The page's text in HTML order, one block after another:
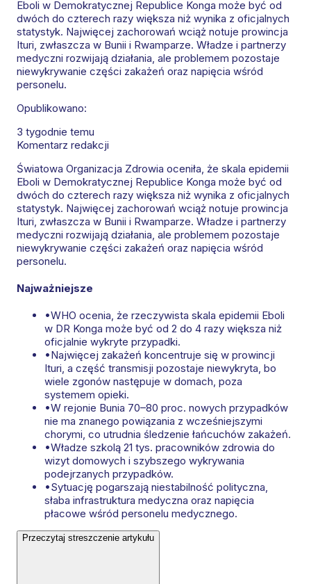
Eboli w Demokratycznej Republice Konga może być od
dwóch do czterech razy większa niż wynika z oficjalnych
statystyk. Najwięcej zachorowań wciąż notuje prowincja
Ituri, zwłaszcza w Bunii i Rwamparze. Władze i partnerzy
medyczni rozwijają działania, ale problemem pozostaje
niewykrywanie części zakażeń oraz napięcia wśród
personelu.
Opublikowano:
3 tygodnie temu
Komentarz redakcji
Światowa Organizacja Zdrowia oceniła, że skala epidemii
Eboli w Demokratycznej Republice Konga może być od
dwóch do czterech razy większa niż wynika z oficjalnych
statystyk. Najwięcej zachorowań wciąż notuje prowincja
Ituri, zwłaszcza w Bunii i Rwamparze. Władze i partnerzy
medyczni rozwijają działania, ale problemem pozostaje
niewykrywanie części zakażeń oraz napięcia wśród
personelu.
Najważniejsze
•WHO ocenia, że rzeczywista skala epidemii Eboli
w DR Konga może być od 2 do 4 razy większa niż
oficjalnie wykryte przypadki.
•Najwięcej zakażeń koncentruje się w prowincji
Ituri, a część transmisji pozostaje niewykryta, bo
wiele zgonów następuje w domach, poza
systemem opieki.
•W rejonie Bunia 70–80 proc. nowych przypadków
nie ma znanego powiązania z wcześniejszymi
chorymi, co utrudnia śledzenie łańcuchów zakażeń.
•Władze szkolą 21 tys. pracowników zdrowia do
wizyt domowych i szybszego wykrywania
podejrzanych przypadków.
•Sytuację pogarszają niestabilność polityczna,
słaba infrastruktura medyczna oraz napięcia
płacowe wśród personelu medycznego.
Przeczytaj streszczenie artykułu